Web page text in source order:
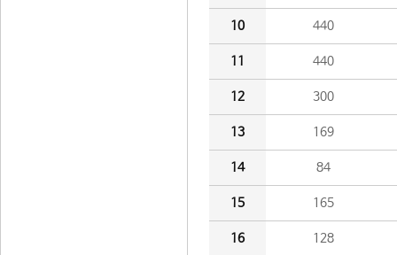
10 440
11 440
12 300
13 169
14 84
15 165
16 128